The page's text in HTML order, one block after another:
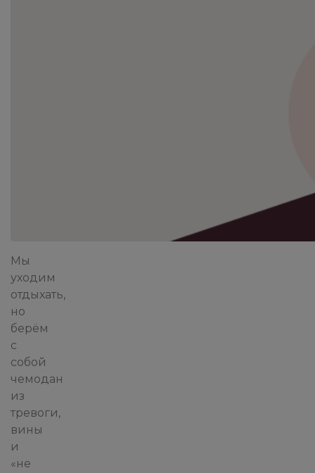
Мы
уходим
отдыхать,
но
берём
с
собой
чемодан
из
тревоги,
вины
и
«не